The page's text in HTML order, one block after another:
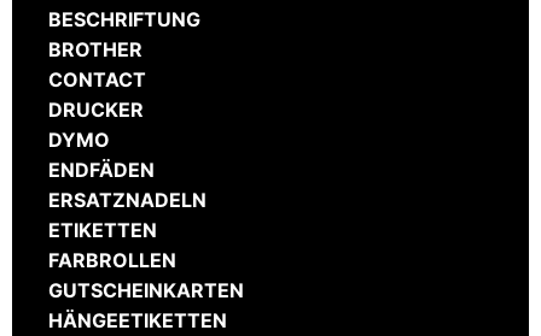
BESCHRIFTUNG
BROTHER
CONTACT
DRUCKER
DYMO
ENDFÄDEN
ERSATZNADELN
ETIKETTEN
FARBROLLEN
GUTSCHEINKARTEN
HÄNGEETIKETTEN